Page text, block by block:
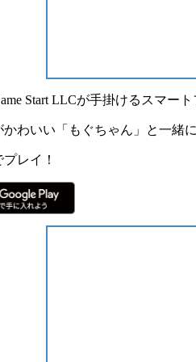
Start LLCが手掛けるスマー
わいい「もぐちゃん」と一緒
レイ！